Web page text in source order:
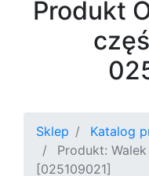
Produkt
Sklep
Katalog
Produkt:
[025109021]